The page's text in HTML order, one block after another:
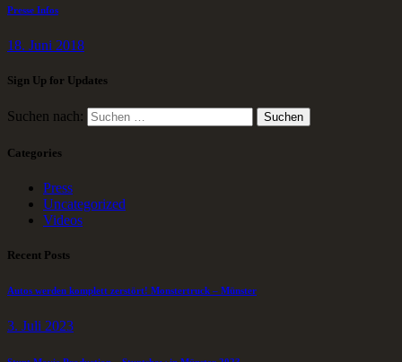
Presse Infos
18. Juni 2018
Sign Up for Updates
Suchen nach:
Categories
Press
Uncategorized
Videos
Recent Posts
Autos werden komplett zerstört! Monstertruck – Münster
3. Juli 2023